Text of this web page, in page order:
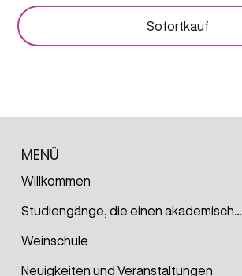
Sofortkauf
MENÜ
Willkommen
Studiengänge, die einen akademischen Grad verleihen
Weinschule
Neuigkeiten und Veranstaltungen